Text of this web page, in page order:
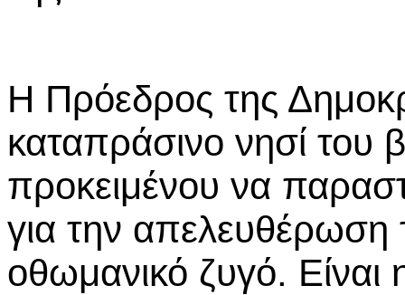
Η Πρόεδρος της
καταπράσινο νησί του
προκειμένου να
για την
οθωμανικό ζυγό.